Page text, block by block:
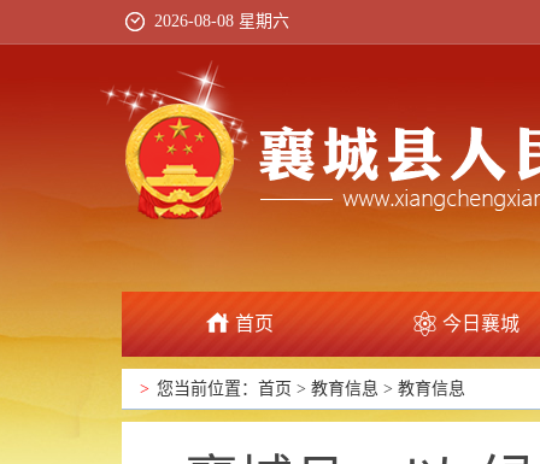
2026-08-08 星期六
首页 今日襄城
政府信息公开
> 您当前位置： 首页 > 教育信息 > 教育信息